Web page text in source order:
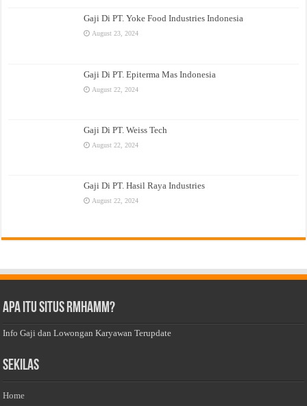
Gaji Di PT. Yoke Food Industries Indonesia
August 23, 2024
Gaji Di PT. Epiterma Mas Indonesia
August 22, 2024
Gaji Di PT. Weiss Tech
August 22, 2024
Gaji Di PT. Hasil Raya Industries
August 22, 2024
Apa Itu Situs Rmhamm?
Info Gaji dan Lowongan Karyawan Terupdate
Sekilas
Home